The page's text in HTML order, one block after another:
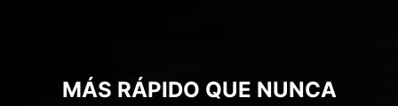
MÁS RÁPIDO QUE NUNCA